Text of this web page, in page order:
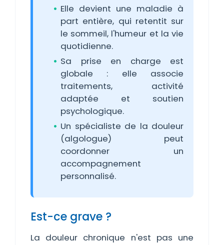
Elle devient une maladie à
part entière, qui retentit sur
le sommeil, l'humeur et la vie
quotidienne.
Sa prise en charge est
globale : elle associe
traitements, activité
adaptée et soutien
psychologique.
Un spécialiste de la douleur
(algologue) peut
coordonner un
accompagnement
personnalisé.
Est-ce grave ?
La douleur chronique n'est pas une